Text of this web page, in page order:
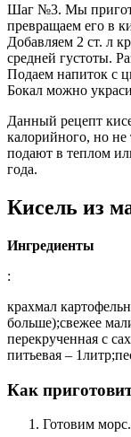
Шаг №3. Мы
превращаем его в
Добавляем 2 ст. л
средней густоты.
Подаем напиток с
Бокал можно
Данный рецепт
калорийного, но не
подают в теплом
года.
Кисель из
Ингредиенты
:
крахмал
больше);свежее
перекрученная с
питьевая –
Как
Готовим морс.